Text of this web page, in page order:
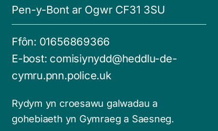
Pen-y-Bont ar Ogwr CF31 3SU
Ffôn: 01656869366
E-bost: comisiynydd@heddlu-de-
cymru.pnn.police.uk
Rydym yn croesawu galwadau a
gohebiaeth yn Gymraeg a Saesneg.